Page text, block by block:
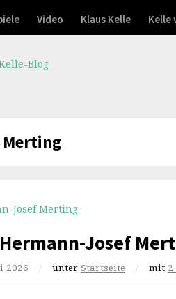
Video Klaus Kelle Kelle
Merting
Josef
2026 / unter Startseite / mit